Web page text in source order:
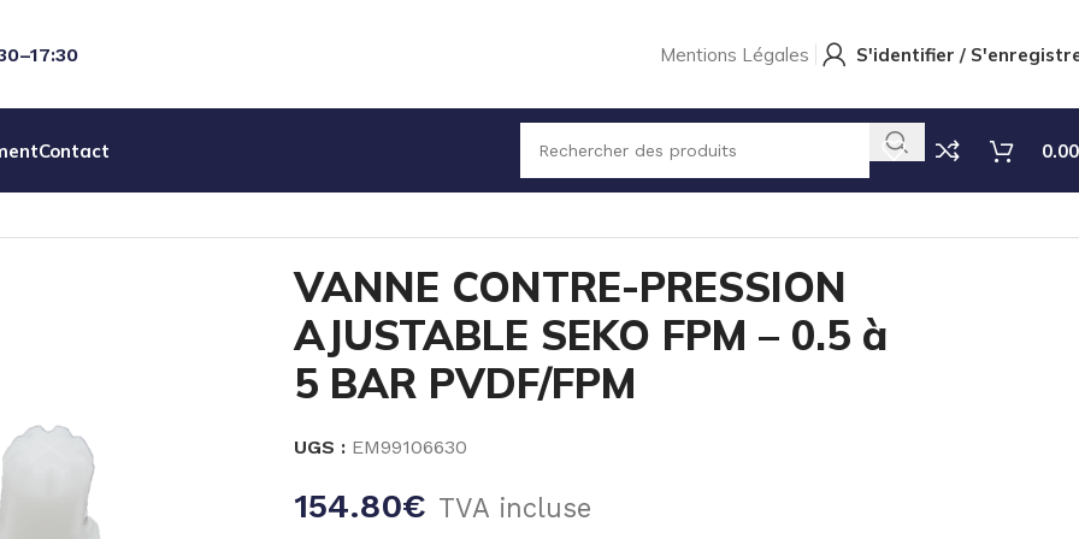
Mentions Légales S'identifier /
Contact
0.00
VANNE CONTRE-PRESSION AJUSTABLE SEKO FPM – 0.5 à 5 BAR PVDF/FPM
VANNE CONTRE-PRESSION
AJUSTABLE SEKO FPM – 0.5 à
5 BAR PVDF/FPM
UGS : EM99106630
154.80€ TVA incluse